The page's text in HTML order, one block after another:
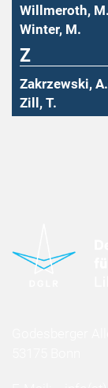
Willmeroth, M.
Winter, M.
Z
Zakrzewski,
Zill, T.